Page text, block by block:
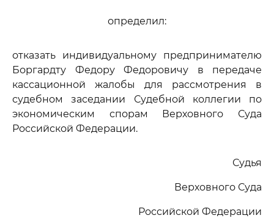
определил:
отказать индивидуальному предпринимателю
Боргардту Федору Федоровичу в передаче
кассационной жалобы для рассмотрения в
судебном заседании Судебной коллегии по
экономическим спорам Верховного Суда
Российской Федерации.
Судья
Верховного Суда
Российской Федерации